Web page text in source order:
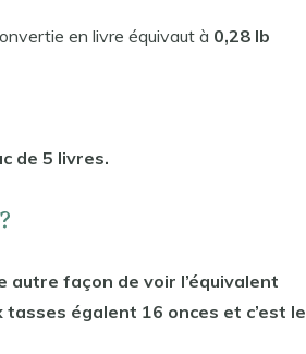
en livre équivaut à 0,28 lb
de 5 livres.
autre façon de voir l’équivalent
égalent 16 onces et c’est le